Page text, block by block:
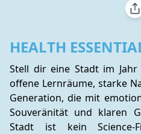
HEALTH
Stell dir eine Stadt im
offene Lernräume, starke
Generation, die mit
Souveränität und klaren
Stadt ist kein Science-